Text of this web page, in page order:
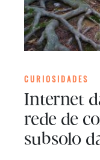
CURIOSIDADES
Internet
rede de
subsolo